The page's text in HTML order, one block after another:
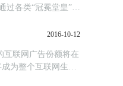
过各类“冠冕堂皇”的
2016-10-12
互联网广告份额将在
为整个互联网生态